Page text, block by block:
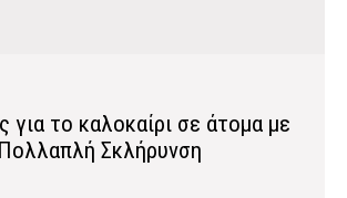
για το καλοκαίρι σε άτομα με
Πολλαπλή Σκλήρυνση